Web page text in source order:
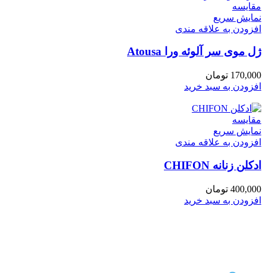
مقايسه
نمایش سریع
افزودن به علاقه مندی
ژل موی سر آلوئه ورا Atousa
170,000 تومان
افزودن به سبد خرید
مقايسه
نمایش سریع
افزودن به علاقه مندی
ادكلن زنانه CHIFON
400,000 تومان
افزودن به سبد خرید